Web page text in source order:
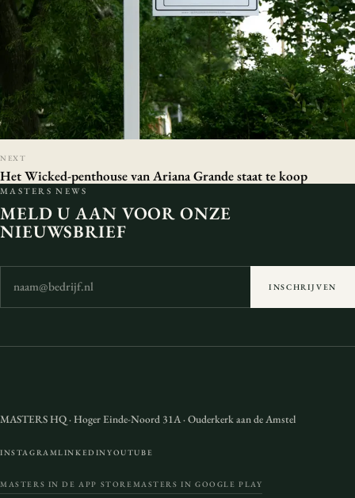
NEXT
Het Wicked-penthouse van Ariana Grande staat te koop
MASTERS NEWS
MELD U AAN VOOR ONZE
NIEUWSBRIEF
INSCHRIJVEN
MASTERS HQ·Hoger Einde-Noord 31A·Ouderkerk aan de Amstel
INSTAGRAMLINKEDINYOUTUBE
MASTERS IN DE APP STOREMASTERS IN GOOGLE PLAY